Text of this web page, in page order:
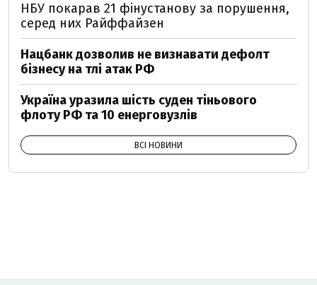
НБУ покарав 21 фінустанову за порушення,
серед них Райффайзен
Нацбанк дозволив не визнавати дефолт
бізнесу на тлі атак РФ
Україна уразила шість суден тіньового
флоту РФ та 10 енерговузлів
ВСІ НОВИНИ